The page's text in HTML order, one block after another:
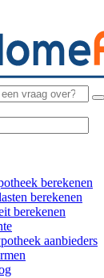
berekenen
berekenen
berekenen
aanbieders